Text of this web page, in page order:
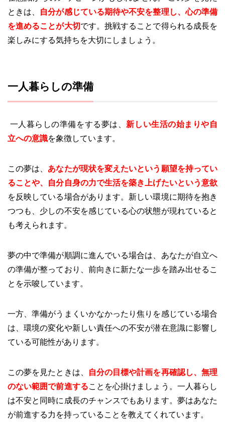
ときは、 自分が感じている期待や不安を整理し、心の準備
を進めることが大切です。挑戦することで得られる成長を
楽しみにする気持ちを大切にしましょう。
一人暮らしの準備
一人暮らしの準備をする夢は、 新しい生活の始まりや自
立への意識を象徴しています。
この夢は、 あなたが現状を変えたいという願望を持ってい
ることや、自分自身の力で生活を築き上げたいという意欲
を反映している場合があります。新しい環境に期待を抱き
つつも、少しの不安を感じている心の状態が現れていると
も考えられます。
夢の中で準備が順調に進んでいる場合は、あなたが自立へ
の準備が整っており、前向きに新たな一歩を踏み出せるこ
とを示唆しています。
一方、準備がうまくいかなかったり焦りを感じている場合
は、環境の変化や新しい責任への不安が潜在意識に影響し
ている可能性があります。
この夢を見たときは、
自分の目標や計画を再確認し、無理
のない範囲で前進することを心掛けましょう。一人暮らし
は不安と同時に成長のチャンスでもあります。夢はあなた
が前進する力を持っていることを教えてくれています。